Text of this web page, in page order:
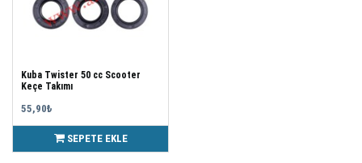
Kuba Twister 50 cc Scooter
Keçe Takımı
55,90₺
SEPETE EKLE